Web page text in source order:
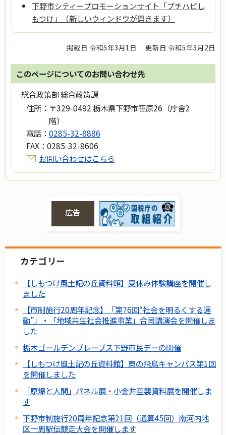
下野市シティープロモーションサイト「プチハピし
もつけ」（新しいウィンドウが開きます）
掲載日 令和5年3月1日 更新日 令和5年3月2日
このページについてのお問い合わせ先
総合政策部 総合政策課
住所： 〒329-0492 栃木県下野市笹原26（庁舎2
階）
電話： 0285-32-8886
FAX： 0285-32-8606
お問い合わせはこちら
広告
カテゴリー
【しもつけ風土記の丘資料館】夏休み体験講座を開催し
ました
【市制施行20周年記念】「第76回“社会を明るくする運
動”」・「地域共生社会推進事業」合同講演会を開催しま
した
栃木ゴールデンブレーブス下野市民デーの開催
【しもつけ風土記の丘資料館】東の飛鳥キャンパス第1回
を開催しました
「原爆と人間」パネル展・小金井空襲資料展を開催しま
す
下野市制施行20周年記念第21回（通算45回）南河内地
区一周駅伝競走大会を開催します